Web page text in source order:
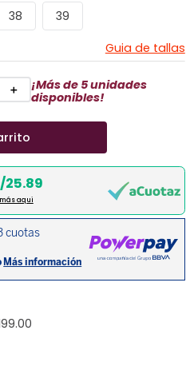
38
39
Guia de tallas
＋
¡Más de 5 unidades
disponibles!
25.89
aqui